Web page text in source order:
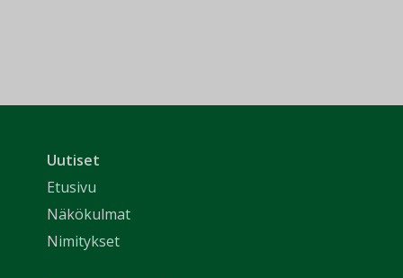
Uutiset
Etusivu
Näkökulmat
Nimitykset